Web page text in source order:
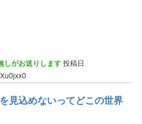
しがお送りします 投稿日
見込めないってどこの世界